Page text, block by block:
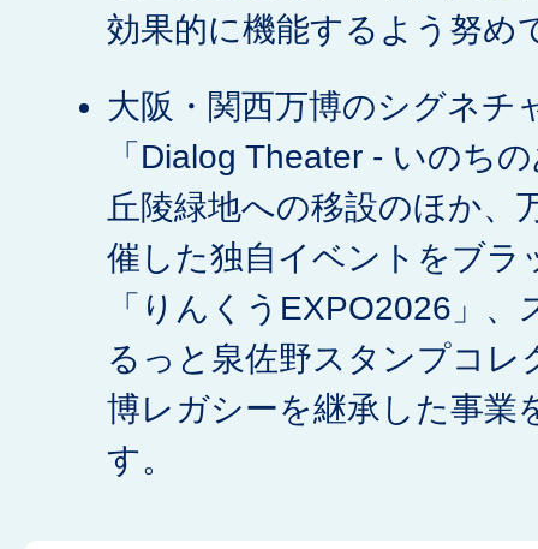
効果的に機能するよう努め
大阪・関西万博のシグネチ
「Dialog Theater - いのち
丘陵緑地への移設のほか、
催した独自イベントをブラ
「りんくうEXPO2026」
るっと泉佐野スタンプコレ
博レガシーを継承した事業
す。